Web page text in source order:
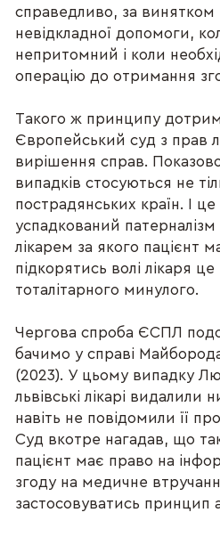
справедливо, за винятком
невідкладної допомоги,
непритомний і коли
операцію до отримання
Такого ж принципу
Європейський суд з прав
вирішення справ.
випадків стосуються не
пострадянських країн. І
успадкований патерналізм
лікарем за якого пацієнт
підкорятись волі лікаря
тоталітарного минулого.
Чергова спроба ЄСПЛ
бачимо у справі
(2023). У цьому випадку
львівські лікарі видалили
навіть не повідомили її
Суд вкотре нагадав, що
пацієнт має право на
згоду на медичне
застосовуватись принцип